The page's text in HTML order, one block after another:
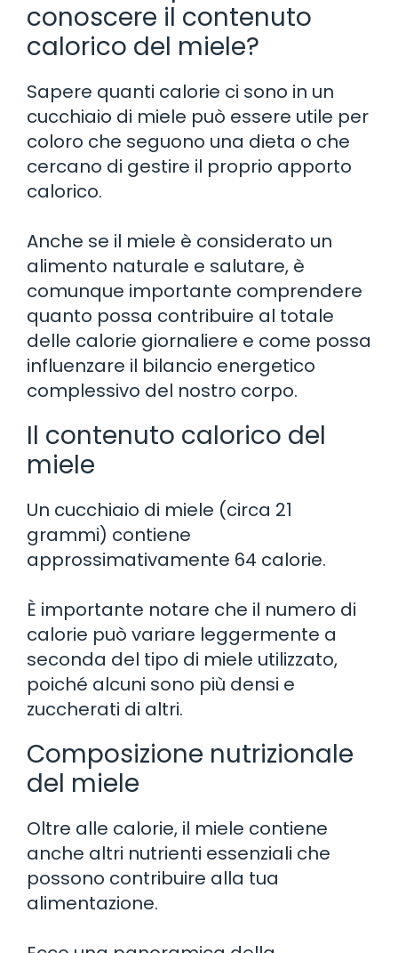
conoscere il contenuto
calorico del miele?
Sapere quanti calorie ci sono in un
cucchiaio di miele può essere utile per
coloro che seguono una dieta o che
cercano di gestire il proprio apporto
calorico.
Anche se il miele è considerato un
alimento naturale e salutare, è
comunque importante comprendere
quanto possa contribuire al totale
delle calorie giornaliere e come possa
influenzare il bilancio energetico
complessivo del nostro corpo.
Il contenuto calorico del
miele
Un cucchiaio di miele (circa 21
grammi) contiene
approssimativamente 64 calorie.
È importante notare che il numero di
calorie può variare leggermente a
seconda del tipo di miele utilizzato,
poiché alcuni sono più densi e
zuccherati di altri.
Composizione nutrizionale
del miele
Oltre alle calorie, il miele contiene
anche altri nutrienti essenziali che
possono contribuire alla tua
alimentazione.